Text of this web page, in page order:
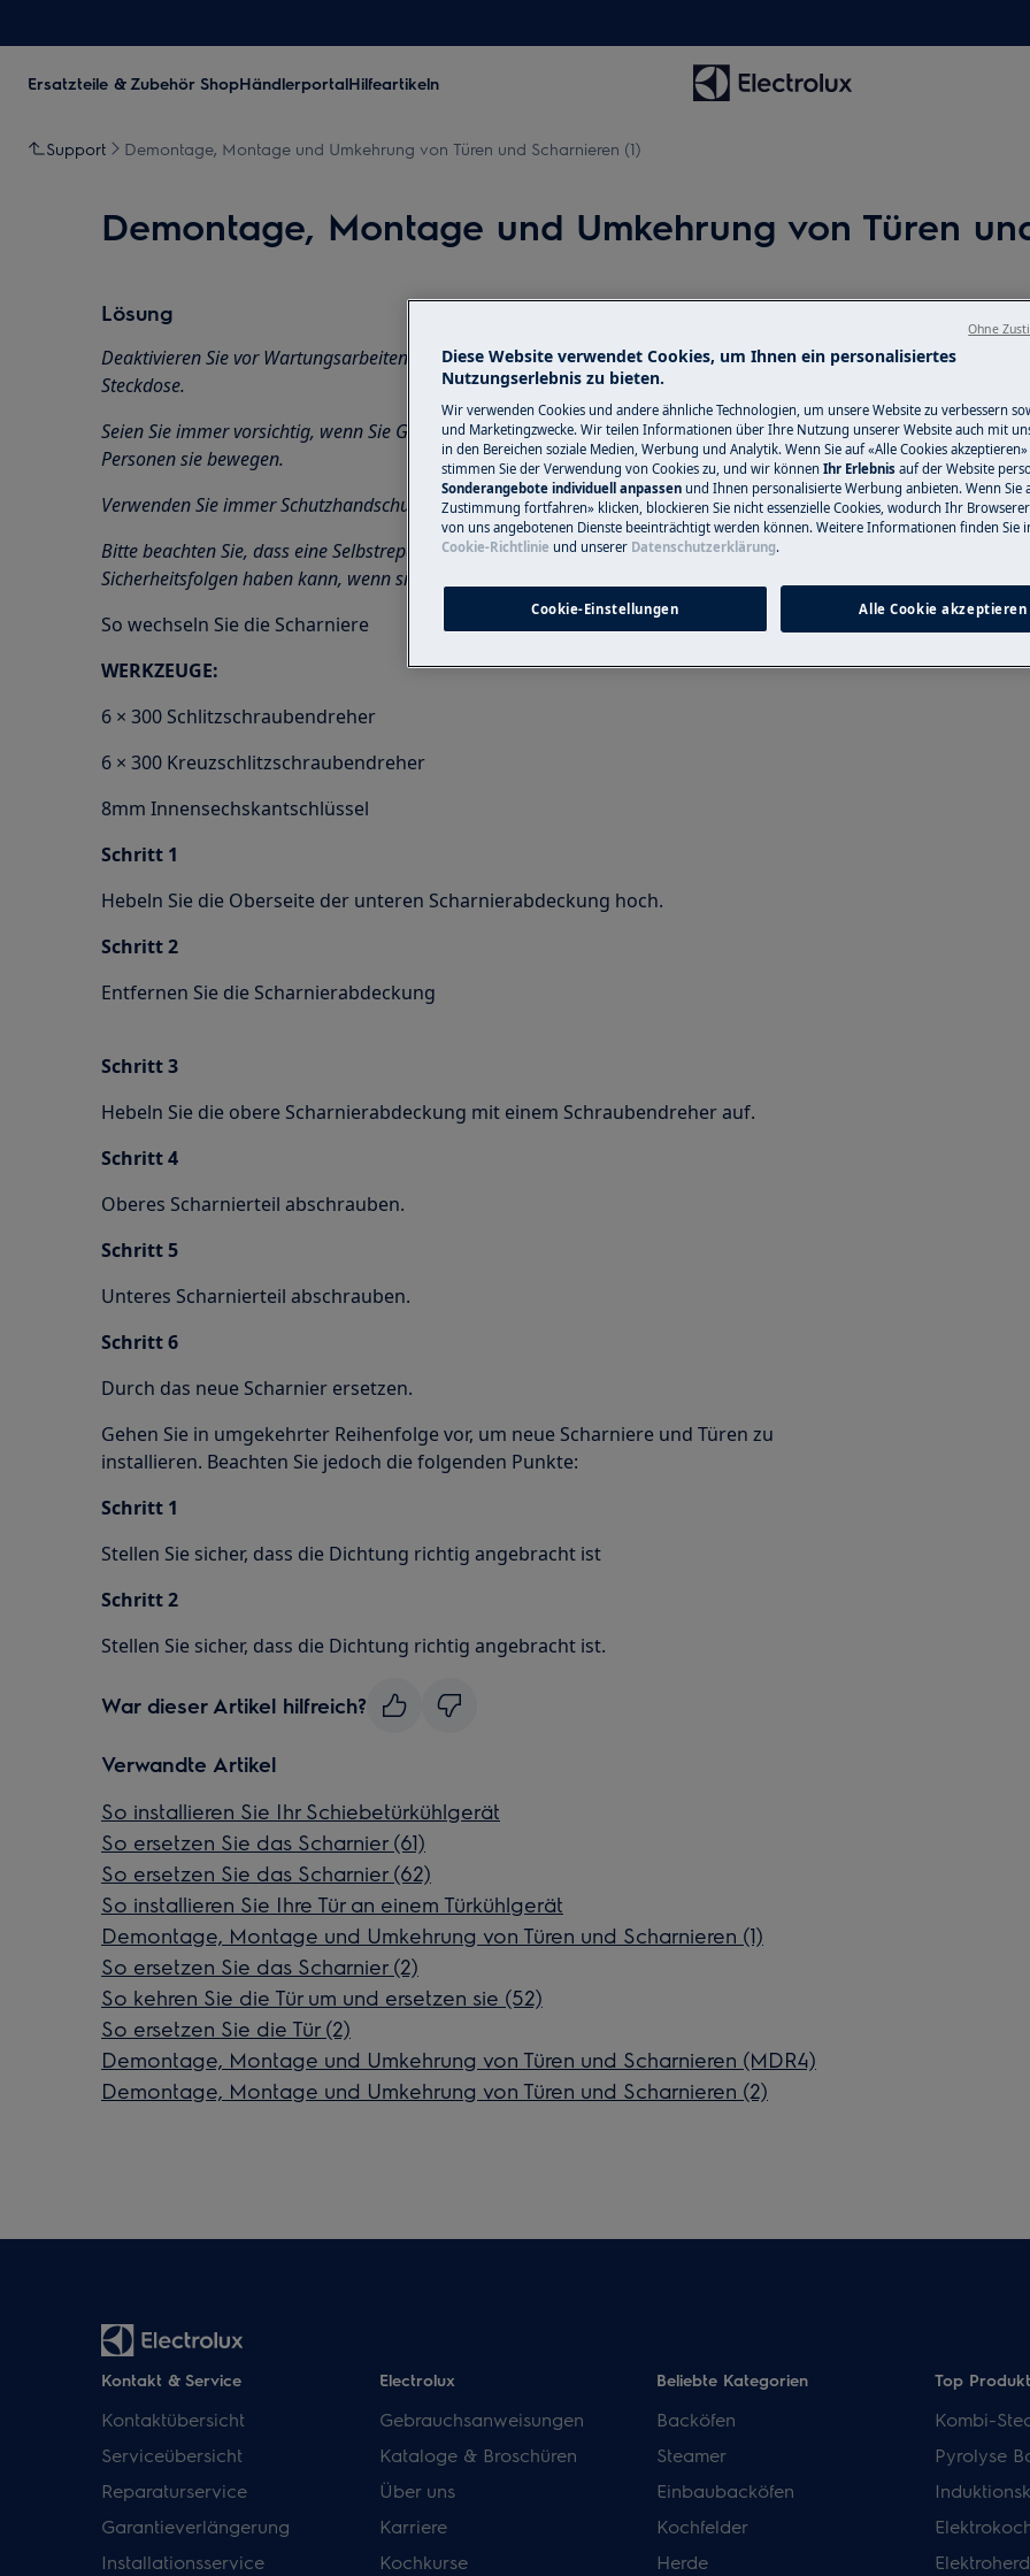
Ersatzteile & Zubehör ShopHändlerportalHilfeartikeln
Support Demontage, Montage und Umkehrung von Türen und Scharnieren (1)
Demontage, Montage und Umkehrung von Türen
Lösung
Deaktivieren Sie vor Wartungsarbeiten das Gerät und ziehen Sie den Netzstecker aus der
Steckdose.
Seien Sie immer vorsichtig, wenn Sie Geräte bewegen. Bei schweren Geräten müssen zwei
Personen sie bewegen.
Verwenden Sie immer Schutzhandschuhe und geschlossenes Schuhwerk.
Bitte beachten Sie, dass eine Selbstreparatur oder eine nicht professionelle Reparatur
Sicherheitsfolgen haben kann, wenn sie nicht ordnungsgemäß durchgeführt wird
So wechseln Sie die Scharniere
WERKZEUGE:
6 × 300 Schlitzschraubendreher
6 × 300 Kreuzschlitzschraubendreher
8mm Innensechskantschlüssel
Schritt 1
Hebeln Sie die Oberseite der unteren Scharnierabdeckung hoch.
Schritt 2
Entfernen Sie die Scharnierabdeckung
Schritt 3
Hebeln Sie die obere Scharnierabdeckung mit einem Schraubendreher auf.
Schritt 4
Oberes Scharnierteil abschrauben.
Schritt 5
Unteres Scharnierteil abschrauben.
Schritt 6
Durch das neue Scharnier ersetzen.
Gehen Sie in umgekehrter Reihenfolge vor, um neue Scharniere und Türen zu
installieren. Beachten Sie jedoch die folgenden Punkte:
Schritt 1
Stellen Sie sicher, dass die Dichtung richtig angebracht ist
Schritt 2
Stellen Sie sicher, dass die Dichtung richtig angebracht ist.
War dieser Artikel hilfreich?
Verwandte Artikel
So installieren Sie Ihr Schiebetürkühlgerät
So ersetzen Sie das Scharnier (61)
So ersetzen Sie das Scharnier (62)
So installieren Sie Ihre Tür an einem Türkühlgerät
Demontage, Montage und Umkehrung von Türen und Scharnieren (1)
So ersetzen Sie das Scharnier (2)
So kehren Sie die Tür um und ersetzen sie (52)
So ersetzen Sie die Tür (2)
Demontage, Montage und Umkehrung von Türen und Scharnieren (MDR4)
Demontage, Montage und Umkehrung von Türen und Scharnieren (2)
Kontakt & Service
Kontaktübersicht
Serviceübersicht
Reparaturservice
Garantieverlängerung
Installationsservice
Electrolux
Gebrauchsanweisungen
Kataloge & Broschüren
Über uns
Karriere
Kochkurse
Beliebte Kategorien
Backöfen
Steamer
Einbaubacköfen
Kochfelder
Herde
Top
Kombi-
Pyrolyse
Diese Website verwendet Cookies, um Ihnen ein personalisiertes
Nutzungserlebnis zu bieten.
Wir verwenden Cookies und andere ähnliche Technologien, um unsere Website zu verbessern
und Marketingzwecke. Wir teilen Informationen über Ihre Nutzung unserer Website auch mit
in den Bereichen soziale Medien, Werbung und Analytik. Wenn Sie auf «Alle Cookies
stimmen Sie der Verwendung von Cookies zu, und wir können Ihr Erlebnis auf der Website
Sonderangebote individuell anpassen und Ihnen personalisierte Werbung anbieten. Wenn Sie
Zustimmung fortfahren» klicken, blockieren Sie nicht essenzielle Cookies, wodurch Ihr
von uns angebotenen Dienste beeinträchtigt werden können. Weitere Informationen finden Sie
Cookie-Richtlinie und unserer Datenschutzerklärung.
Cookie-Einstellungen Alle Cookie akzeptieren
Ohne